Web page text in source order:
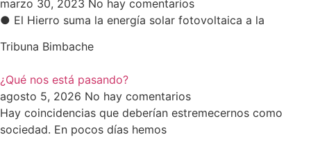
marzo 30, 2023 No hay comentarios
● El Hierro suma la energía solar fotovoltaica a la
Tribuna Bimbache
¿Qué nos está pasando?
agosto 5, 2026 No hay comentarios
Hay coincidencias que deberían estremecernos como
sociedad. En pocos días hemos